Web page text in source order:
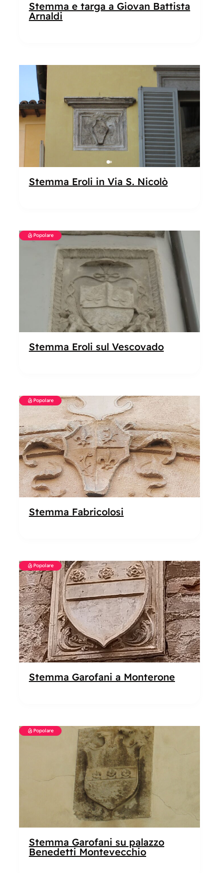
Stemma e targa a Giovan Battista
Arnaldi
Popolare
Stemma Eroli in Via S. Nicolò
Popolare
Stemma Eroli sul Vescovado
Popolare
Stemma Fabricolosi
Popolare
Stemma Garofani a Monterone
Popolare
Stemma Garofani su palazzo
Benedetti Montevecchio